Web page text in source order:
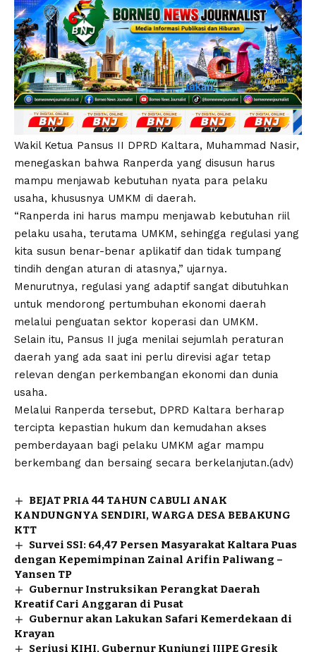
Wakil Ketua Pansus II DPRD Kaltara, Muhammad Nasir,
menegaskan bahwa Ranperda yang disusun harus
mampu menjawab kebutuhan nyata para pelaku
usaha, khususnya UMKM di daerah.
“Ranperda ini harus mampu menjawab kebutuhan riil
pelaku usaha, terutama UMKM, sehingga regulasi yang
kita susun benar-benar aplikatif dan tidak tumpang
tindih dengan aturan di atasnya,” ujarnya.
Menurutnya, regulasi yang adaptif sangat dibutuhkan
untuk mendorong pertumbuhan ekonomi daerah
melalui penguatan sektor koperasi dan UMKM.
Selain itu, Pansus II juga menilai sejumlah peraturan
daerah yang ada saat ini perlu direvisi agar tetap
relevan dengan perkembangan ekonomi dan dunia
usaha.
Melalui Ranperda tersebut, DPRD Kaltara berharap
tercipta kepastian hukum dan kemudahan akses
pemberdayaan bagi pelaku UMKM agar mampu
berkembang dan bersaing secara berkelanjutan.(adv)
BEJAT PRIA 44 TAHUN CABULI ANAK
KANDUNGNYA SENDIRI, WARGA DESA BEBAKUNG
KTT
Survei SSI: 64,47 Persen Masyarakat Kaltara Puas
dengan Kepemimpinan Zainal Arifin Paliwang –
Yansen TP
Gubernur Instruksikan Perangkat Daerah
Kreatif Cari Anggaran di Pusat
Gubernur akan Lakukan Safari Kemerdekaan di
Krayan
Seriusi KIHI, Gubernur Kunjungi JIIPE Gresik